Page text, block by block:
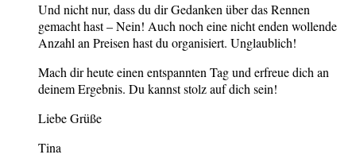
Und nicht nur, dass du dir Gedanken über das Rennen
gemacht hast – Nein! Auch noch eine nicht enden wollende
Anzahl an Preisen hast du organisiert. Unglaublich!
Mach dir heute einen entspannten Tag und erfreue dich an
deinem Ergebnis. Du kannst stolz auf dich sein!
Liebe Grüße
Tina